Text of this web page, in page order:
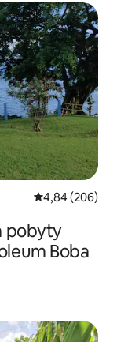
Średnia
4,84 (206)
pobyty
Boba